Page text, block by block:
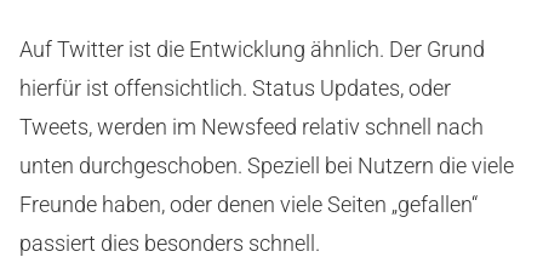
Auf Twitter ist die Entwicklung ähnlich. Der Grund
hierfür ist offensichtlich. Status Updates, oder
Tweets, werden im Newsfeed relativ schnell nach
unten durchgeschoben. Speziell bei Nutzern die viele
Freunde haben, oder denen viele Seiten „gefallen“
passiert dies besonders schnell.